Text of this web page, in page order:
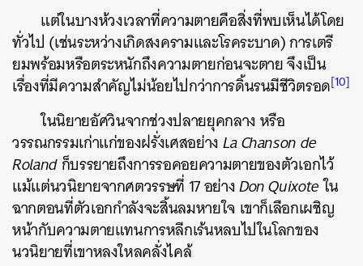
แต่ในบางห้วงเวลาที่ความตายคือสิ่งที่พบเห็นได้โดย
ทั่วไป (เช่นระหว่างเกิดสงครามและโรคระบาด) การเตรี
ยมพร้อมหรือตระหนักถึงความตายก่อนจะตาย จึงเป็น
เรื่องที่มีความสำคัญไม่น้อยไปกว่าการดิ้นรนมีชีวิตรอด[10]
ในนิยายอัศวินจากช่วงปลายยุคกลาง หรือ
วรรณกรรมเก่าแก่ของฝรั่งเศสอย่างLa Chanson de
Rolandก็บรรยายถึงการรอคอยความตายของตัวเอกไว้
แม้แต่นวนิยายจากศตวรรษที่ 17 อย่างDon Quixoteใน
ฉากตอนที่ตัวเอกกำลังจะสิ้นลมหายใจ เขาก็เลือกเผชิญ
หน้ากับความตายแทนการหลีกเร้นหลบไปในโลกของ
นวนิยายที่เขาหลงใหลคลั่งไคล้